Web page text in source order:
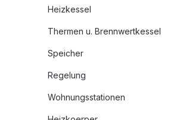
Heizkessel
Thermen u. Brennwertkessel
Speicher
Regelung
Wohnungsstationen